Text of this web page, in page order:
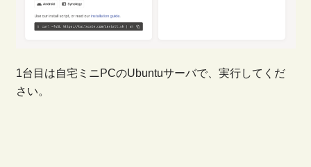
1台目は自宅ミニPCのUbuntuサーバで、実行してくだ
さい。